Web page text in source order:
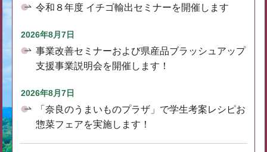
令和８年度 イチゴ輸出セミナーを開催します
2026年8月7日
事業改善セミナーおよび県産品ブラッシュアップ
支援事業説明会を開催します！
2026年8月7日
「奈良のうまいものプラザ」で学生考案レシピお
惣菜フェアを実施します！